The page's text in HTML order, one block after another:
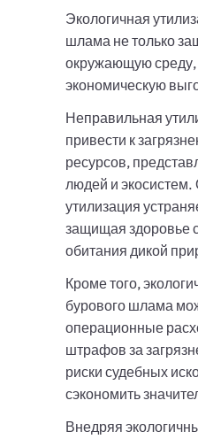
Экологичная
шлама не только
окружающую среду,
экономическую
Неправильная
привести к
ресурсов,
людей и экосистем.
утилизация
защищая здоровье
обитания дикой
Кроме того,
бурового шлама
операционные
штрафов за
риски судебных
сэкономить
Внедряя